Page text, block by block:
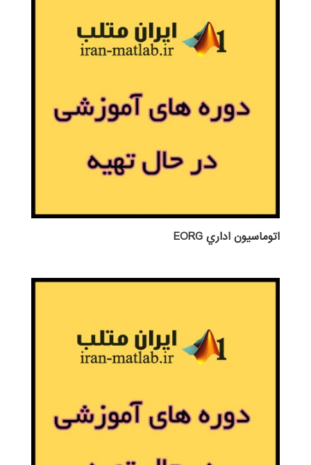
اتوماسيون اداري EORG